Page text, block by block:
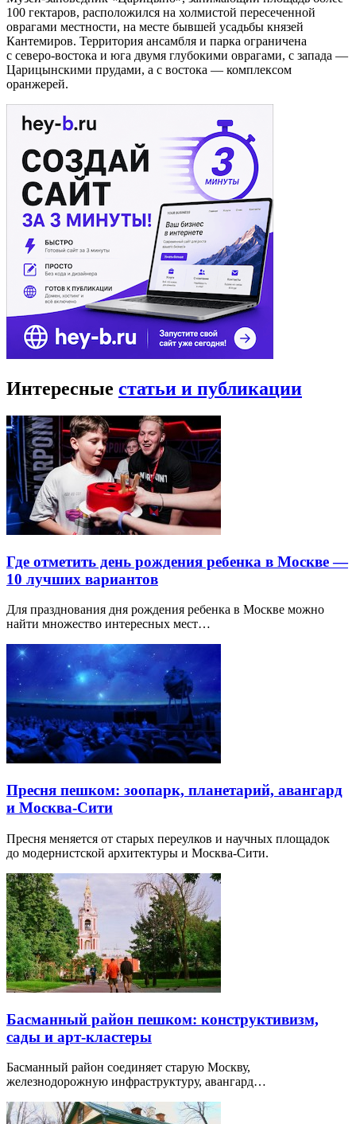
100 гектаров, расположился на холмистой пересеченной
оврагами местности, на месте бывшей усадьбы князей
Кантемиров. Территория ансамбля и парка ограничена
с северо-востока и юга двумя глубокими оврагами, с запада —
Царицынскими прудами, а с востока — комплексом
оранжерей.
Интересные статьи и публикации
Где отметить день рождения ребенка в Москве —
10 лучших вариантов
Для празднования дня рождения ребенка в Москве можно
найти множество интересных мест…
Пресня пешком: зоопарк, планетарий, авангард
и Москва-Сити
Пресня меняется от старых переулков и научных площадок
до модернистской архитектуры и Москва-Сити.
Басманный район пешком: конструктивизм,
сады и арт-кластеры
Басманный район соединяет старую Москву,
железнодорожную инфраструктуру, авангард…